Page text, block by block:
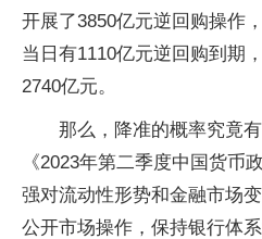
开展了3850亿元逆回购操作
当日有1110亿元逆回购到期
2740亿元。
那么，降准的概率究竟
《2023年第二季度中国货币
强对流动性形势和金融市场
公开市场操作，保持银行体